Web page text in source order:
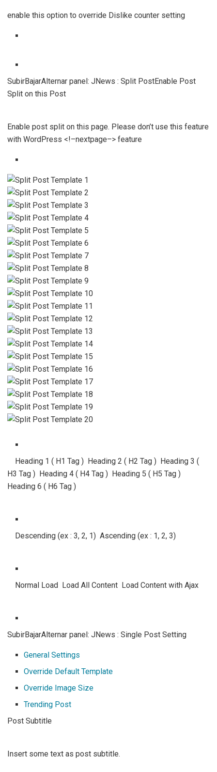
enable this option to override Dislike counter setting
SubirBajarAlternar panel: JNews : Split PostEnable Post
Split on this Post
Enable post split on this page. Please don’t use this feature
with WordPress <!–nextpage–> feature
Heading 1 ( H1 Tag ) Heading 2 ( H2 Tag ) Heading 3 (
H3 Tag ) Heading 4 ( H4 Tag ) Heading 5 ( H5 Tag )
Heading 6 ( H6 Tag )
Descending (ex : 3, 2, 1) Ascending (ex : 1, 2, 3)
Normal Load Load All Content Load Content with Ajax
SubirBajarAlternar panel: JNews : Single Post Setting
General Settings
Override Default Template
Override Image Size
Trending Post
Post Subtitle
Insert some text as post subtitle.